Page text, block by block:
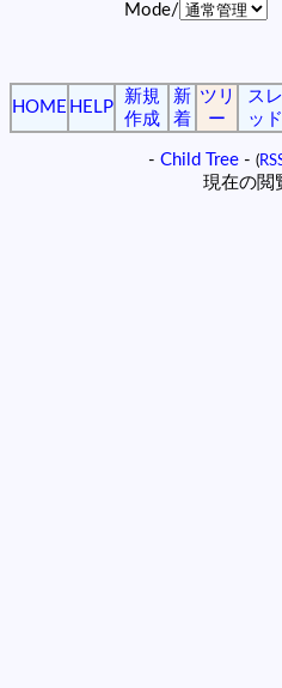
Mode/
HOME HELP
新規
作成
新
着
ツリ
ー
スレ
ッド
- Child Tree- (
現在の閲